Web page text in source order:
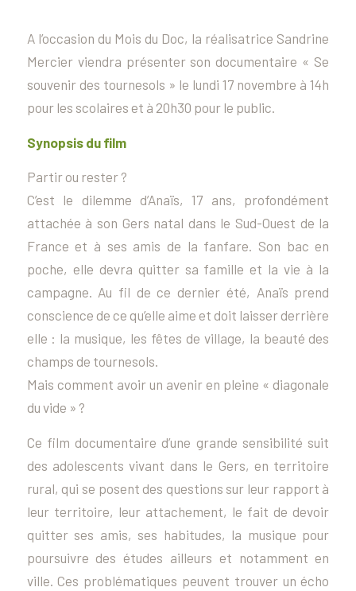
A l’occasion du Mois du Doc, la réalisatrice Sandrine
Mercier viendra présenter son documentaire « Se
souvenir des tournesols » le lundi 17 novembre à 14h
pour les scolaires et à 20h30 pour le public.
Synopsis du film
Partir ou rester ?
C’est le dilemme d’Anaïs, 17 ans, profondément
attachée à son Gers natal dans le Sud-Ouest de la
France et à ses amis de la fanfare. Son bac en
poche, elle devra quitter sa famille et la vie à la
campagne. Au fil de ce dernier été, Anaïs prend
conscience de ce qu’elle aime et doit laisser derrière
elle : la musique, les fêtes de village, la beauté des
champs de tournesols.
Mais comment avoir un avenir en pleine « diagonale
du vide » ?
Ce film documentaire d’une grande sensibilité suit
des adolescents vivant dans le Gers, en territoire
rural, qui se posent des questions sur leur rapport à
leur territoire, leur attachement, le fait de devoir
quitter ses amis, ses habitudes, la musique pour
poursuivre des études ailleurs et notamment en
ville. Ces problématiques peuvent trouver un écho